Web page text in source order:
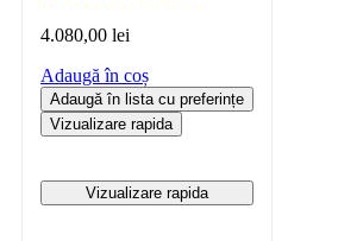
4.080,00 lei
Adaugă în coș
Adaugă în lista cu preferințe
Vizualizare rapida
Vizualizare rapida